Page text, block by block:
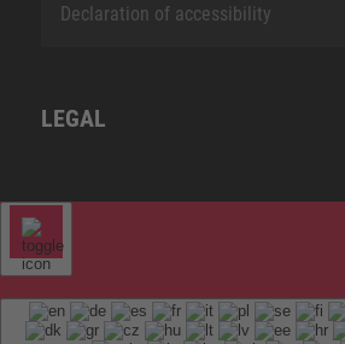
Declaration of accessibility
LEGAL